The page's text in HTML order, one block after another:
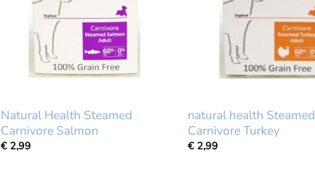
Natural Health Steamed
Carnivore Salmon
€ 2,99
natural health Steamed
Carnivore Turkey
€ 2,99